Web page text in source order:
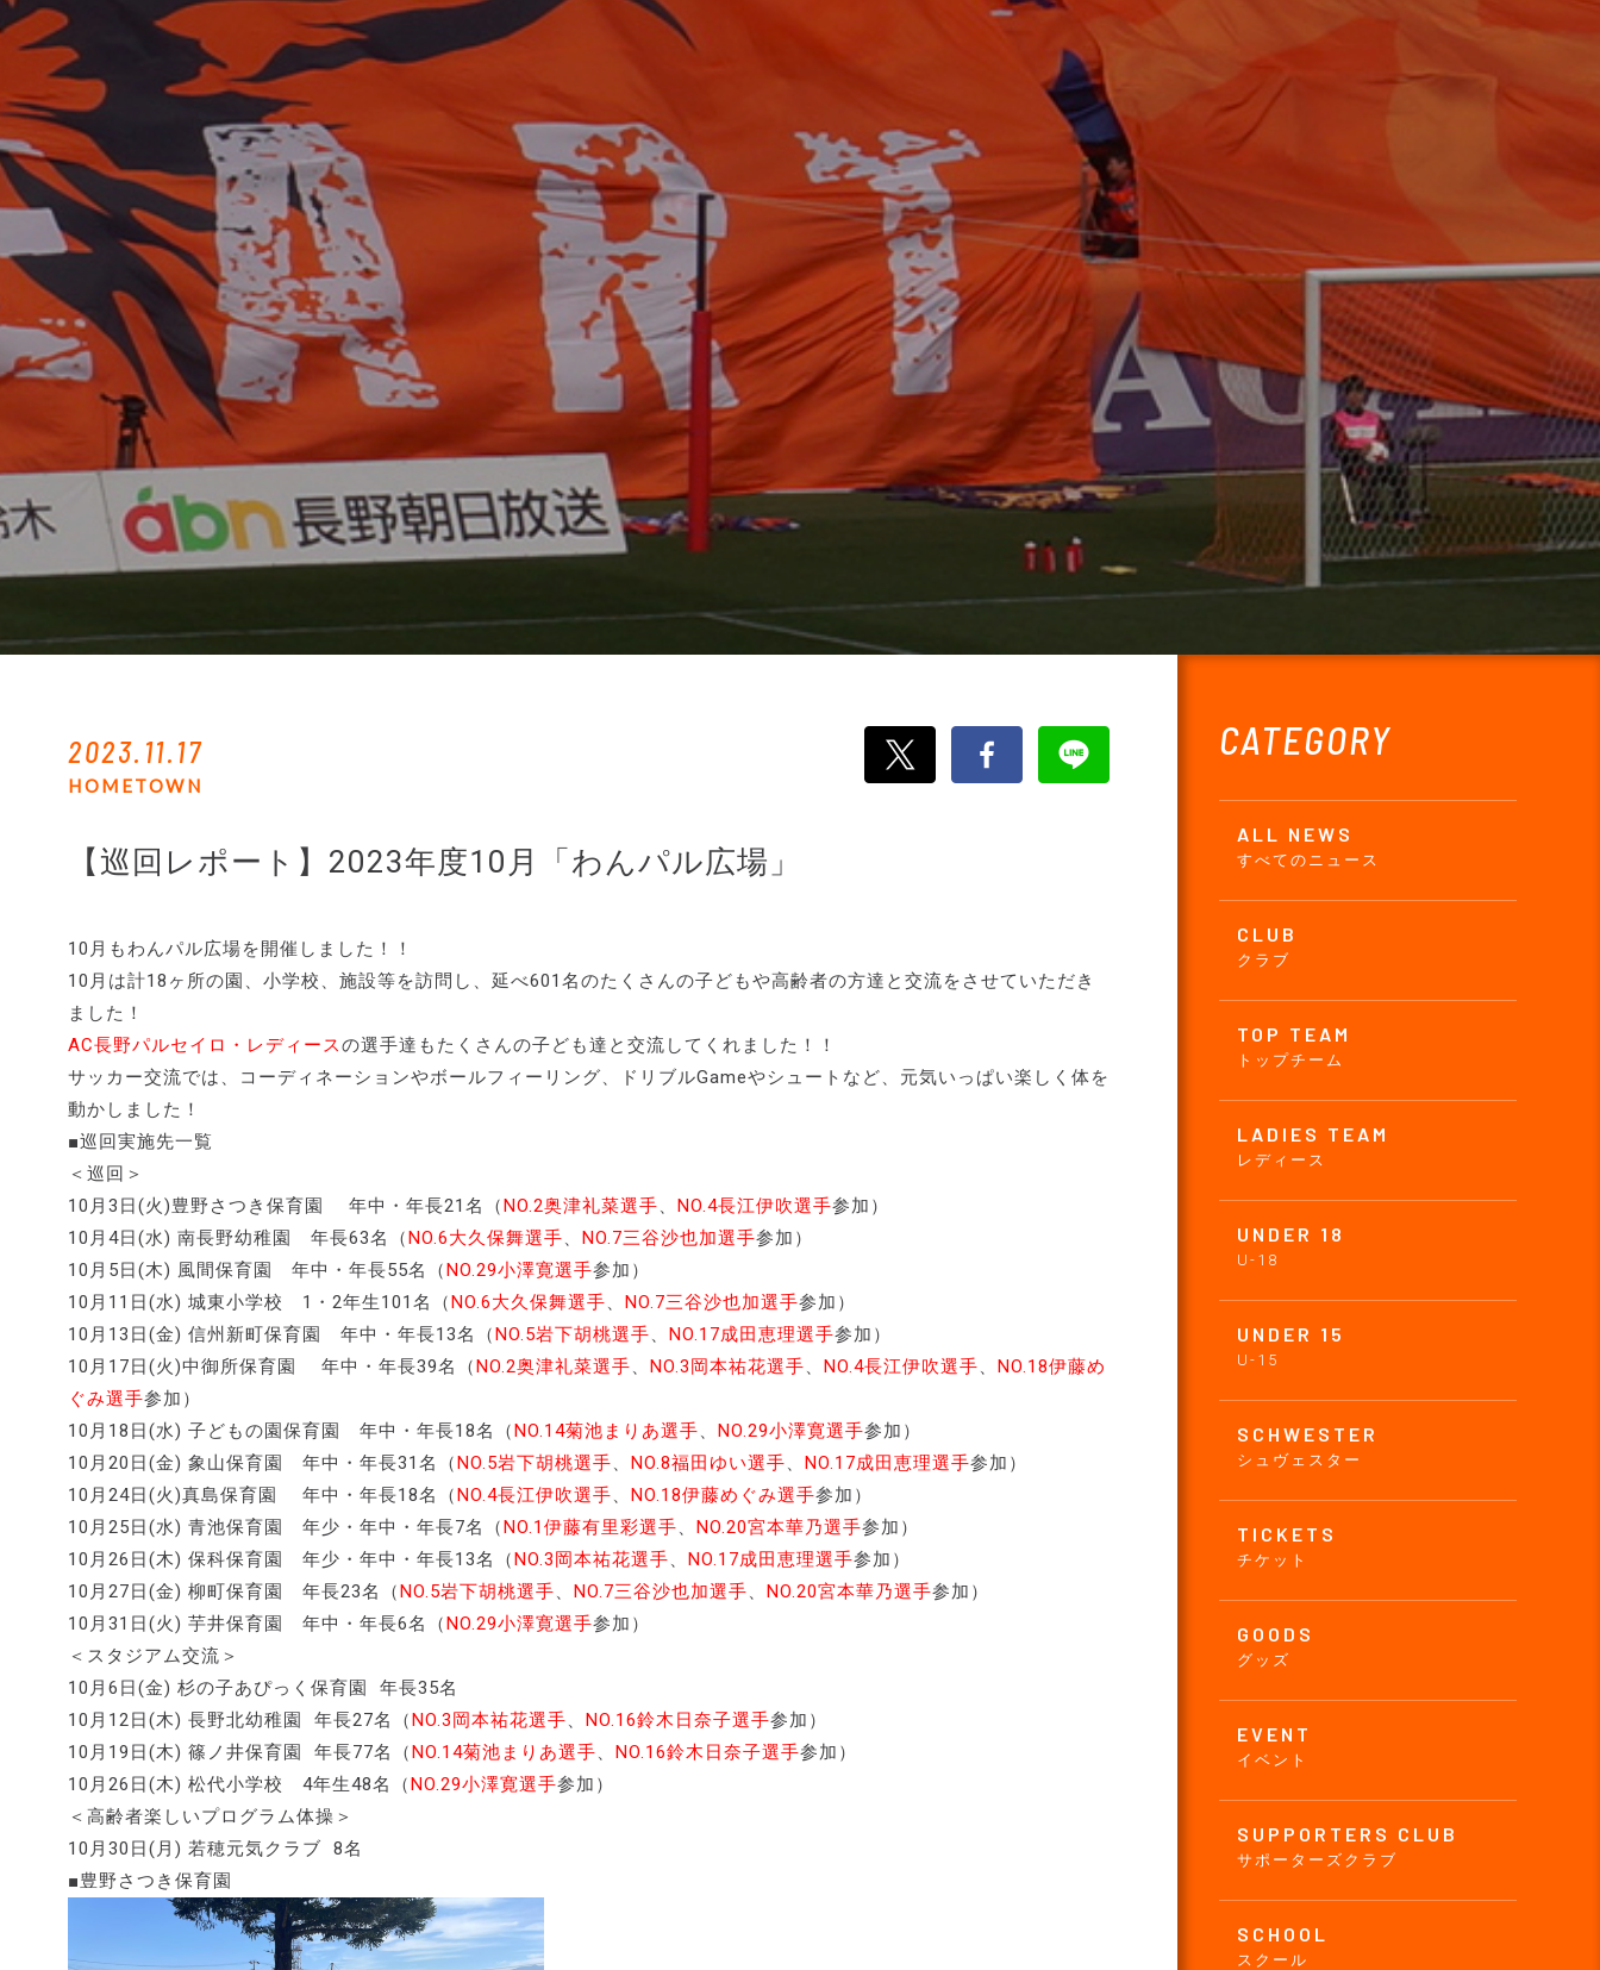
CATEGORY
ALL NEWS
すべてのニュース
CLUB
クラブ
TOP TEAM
トップチーム
LADIES TEAM
レディース
UNDER 18
U-18
UNDER 15
U-15
SCHWESTER
シュヴェスター
TICKETS
チケット
GOODS
グッズ
EVENT
イベント
SUPPORTERS CLUB
サポーターズクラブ
SCHOOL
スクール
2023.11.17
HOMETOWN
【巡回レポート】2023年度10月「わんパル広場」
10月もわんパル広場を開催しました！！
10月は計18ヶ所の園、小学校、施設等を訪問し、延べ601名のたくさんの子どもや高齢者の方達と交流をさせていただき
ました！
AC長野パルセイロ・レディースの選手達もたくさんの子ども達と交流してくれました！！
サッカー交流では、コーディネーションやボールフィーリング、ドリブルGameやシュートなど、元気いっぱい楽しく体を
動かしました！
■巡回実施先一覧
＜巡回＞
10月3日(火)豊野さつき保育園 年中・年長21名（NO.2奥津礼菜選手 NO.4長江伊吹選手参加）
10月4日(水) 南長野幼稚園 年長63名（NO.6大久保舞選手 NO.7三谷沙也加選手参加）
10月5日(木) 風間保育園 年中・年長55名（NO.29小澤寛選手参加）
10月11日(水) 城東小学校 1・2年生101名（NO.6大久保舞選手 NO.7三谷沙也加選手参加）
10月13日(金) 信州新町保育園 年中・年長13名（NO.5岩下胡桃選手 NO.17成田恵理選手参加）
10月17日(火)中御所保育園 年中・年長39名（NO.2奥津礼菜選手 NO.3岡本祐花選手 NO.4長江伊吹選手
NO.18伊藤め
ぐみ選手参加）
10月18日(水) 子どもの園保育園 年中・年長18名（NO.14菊池まりあ選手 NO.29小澤寛選手参加）
10月20日(金) 象山保育園 年中・年長31名（NO.5岩下胡桃選手 NO.8福田ゆい選手 NO.17成田恵理選手参加）
10月24日(火)真島保育園 年中・年長18名（NO.4長江伊吹選手 NO.18伊藤めぐみ選手参加）
10月25日(水) 青池保育園 年少・年中・年長7名（NO.1伊藤有里彩選手 NO.20宮本華乃選手参加）
10月26日(木) 保科保育園 年少・年中・年長13名（NO.3岡本祐花選手 NO.17成田恵理選手参加）
10月27日(金) 柳町保育園 年長23名（NO.5岩下胡桃選手 NO.7三谷沙也加選手 NO.20宮本華乃選手参加）
10月31日(火) 芋井保育園 年中・年長6名（NO.29小澤寛選手参加）
＜スタジアム交流＞
10月6日(金) 杉の子あぴっく保育園 年長35名
10月12日(木) 長野北幼稚園 年長27名（NO.3岡本祐花選手 NO.16鈴木日奈子選手参加）
10月19日(木) 篠ノ井保育園 年長77名（NO.14菊池まりあ選手 NO.16鈴木日奈子選手参加）
10月26日(木) 松代小学校 4年生48名（NO.29小澤寛選手参加）
＜高齢者楽しいプログラム体操＞
10月30日(月) 若穂元気クラブ 8名
■豊野さつき保育園